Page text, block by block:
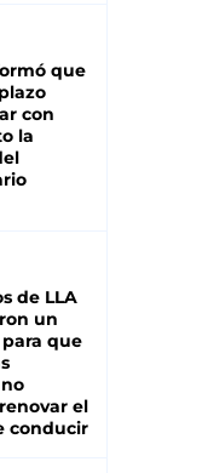
que
con
la
de LLA
un
que
el
conducir